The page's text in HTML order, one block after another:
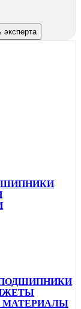
МАТЕРИАЛЫ